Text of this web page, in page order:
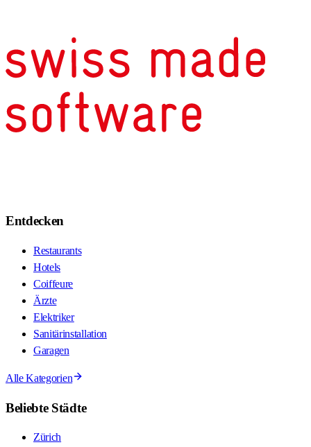
Entdecken
Restaurants
Hotels
Coiffeure
Ärzte
Elektriker
Sanitärinstallation
Garagen
Alle Kategorien
Beliebte Städte
Zürich